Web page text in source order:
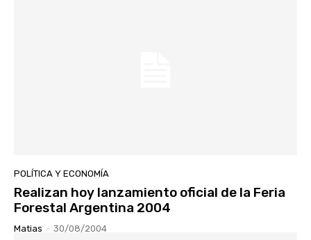
POLÍTICA Y ECONOMÍA
Realizan hoy lanzamiento oficial de la Feria
Forestal Argentina 2004
Matias - 30/08/2004